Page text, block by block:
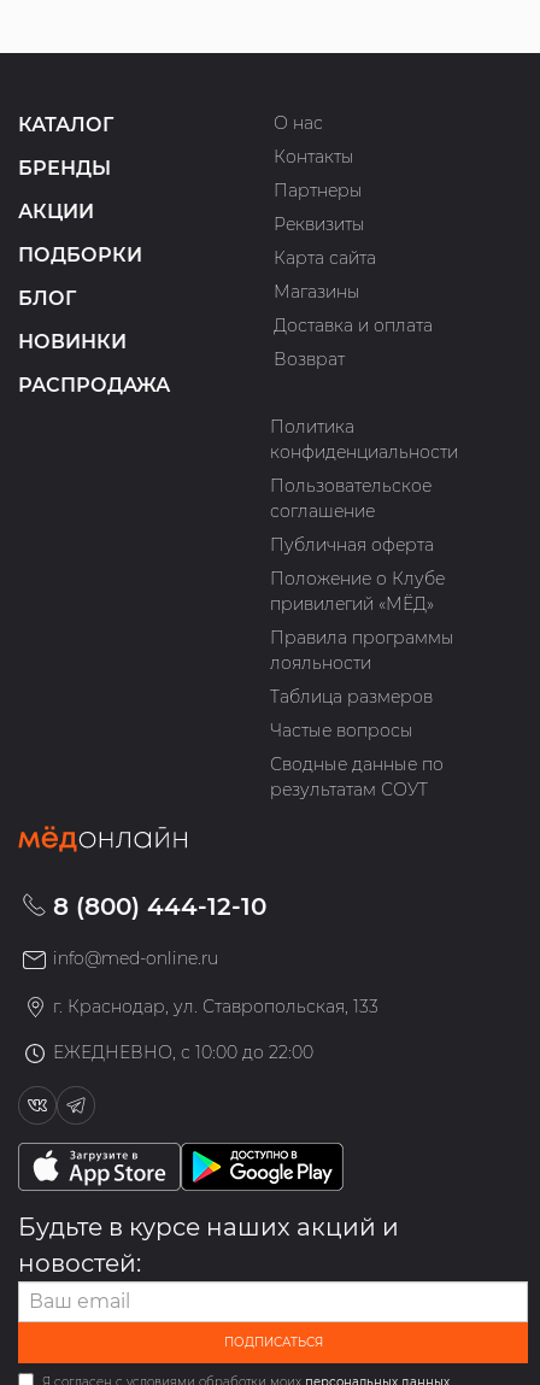
КАТАЛОГ
БРЕНДЫ
АКЦИИ
ПОДБОРКИ
БЛОГ
НОВИНКИ
РАСПРОДАЖА
О нас
Контакты
Партнеры
Реквизиты
Карта сайта
Магазины
Доставка и оплата
Возврат
Политика
конфиденциальности
Пользовательское
соглашение
Публичная оферта
Положение о Клубе
привилегий «МЁД»
Правила программы
лояльности
Таблица размеров
Частые вопросы
Сводные данные по
результатам СОУТ
8 (800) 444-12-10
info@med-online.ru
г. Краснодар, ул. Ставропольская, 133
ЕЖЕДНЕВНО, с 10:00 до 22:00
Будьте в курсе наших акций и
новостей:
ПОДПИСАТЬСЯ